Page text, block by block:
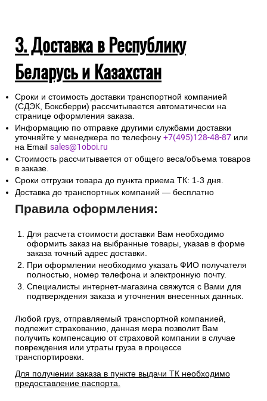
3. Доставка в Республику
Беларусь и Казахстан
Сроки и стоимость доставки транспортной компанией
(СДЭК, Боксберри) рассчитывается автоматически на
странице оформления заказа.
Информацию по отправке другими службами доставки
уточняйте у менеджера по телефону +7(495)128-48-87 или
на Email sales@1oboi.ru
Стоимость рассчитывается от общего веса/объема товаров
в заказе.
Сроки отгрузки товара до пункта приема ТК: 1-3 дня.
Доставка до транспортных компаний — бесплатно
Правила оформления:
Для расчета стоимости доставки Вам необходимо
оформить заказ на выбранные товары, указав в форме
заказа точный адрес доставки.
При оформлении необходимо указать ФИО получателя
полностью, номер телефона и электронную почту.
Специалисты интернет-магазина свяжутся с Вами для
подтверждения заказа и уточнения внесенных данных.
Любой груз, отправляемый транспортной компанией,
подлежит страхованию, данная мера позволит Вам
получить компенсацию от страховой компании в случае
повреждения или утраты груза в процессе
транспортировки.
Для получении заказа в пункте выдачи ТК необходимо
предоставление паспорта.